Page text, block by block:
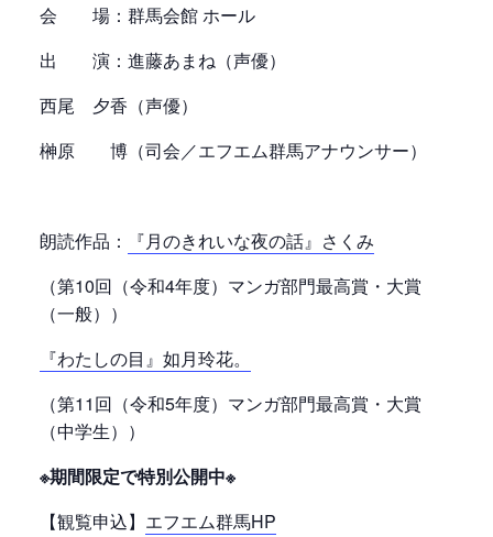
会 場：群馬会館 ホール
出 演：進藤あまね（声優）
西尾 夕香（声優）
榊原 博（司会／エフエム群馬アナウンサー）
朗読作品：
『月のきれいな夜の話』さくみ
（第10回（令和4年度）マンガ部門最高賞・大賞
（一般））
『わたしの目』如月玲花。
（第11回（令和5年度）マンガ部門最高賞・大賞
（中学生））
※期間限定で特別公開中※
【観覧申込】 エフエム群馬HP